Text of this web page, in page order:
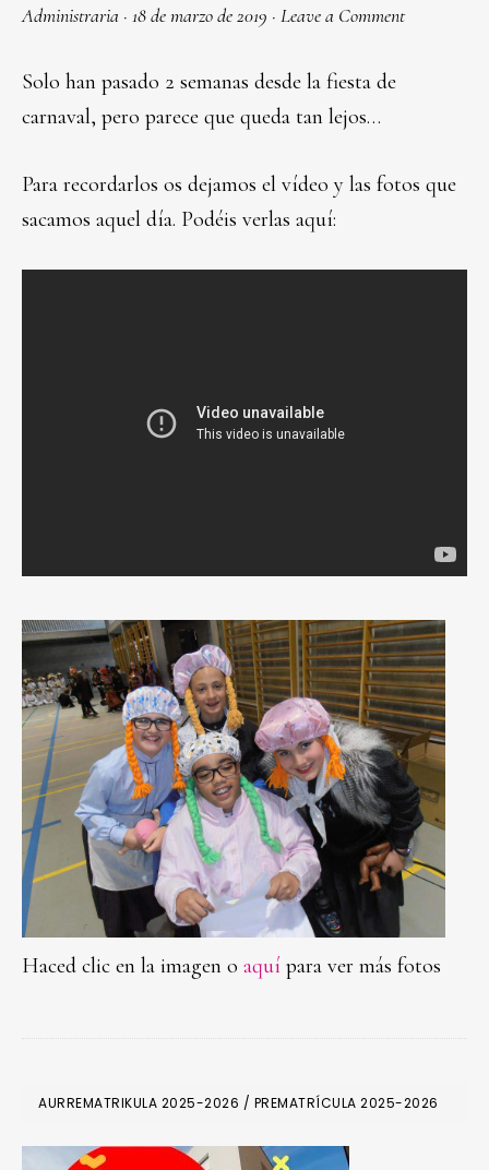
Administraria · 18 de marzo de 2019 · Leave a Comment
Solo han pasado 2 semanas desde la fiesta de
carnaval, pero parece que queda tan lejos…
Para recordarlos os dejamos el vídeo y las fotos que
sacamos aquel día. Podéis verlas aquí:
Haced clic en la imagen o aquí para ver más fotos
PRIMARY
SIDEBAR
AURREMATRIKULA 2025-2026 / PREMATRÍCULA 2025-2026